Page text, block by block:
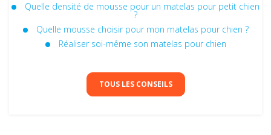
Quelle densité de mousse pour un matelas pour petit chien
?
Quelle mousse choisir pour mon matelas pour chien ?
Réaliser soi-même son matelas pour chien
TOUS LES CONSEILS